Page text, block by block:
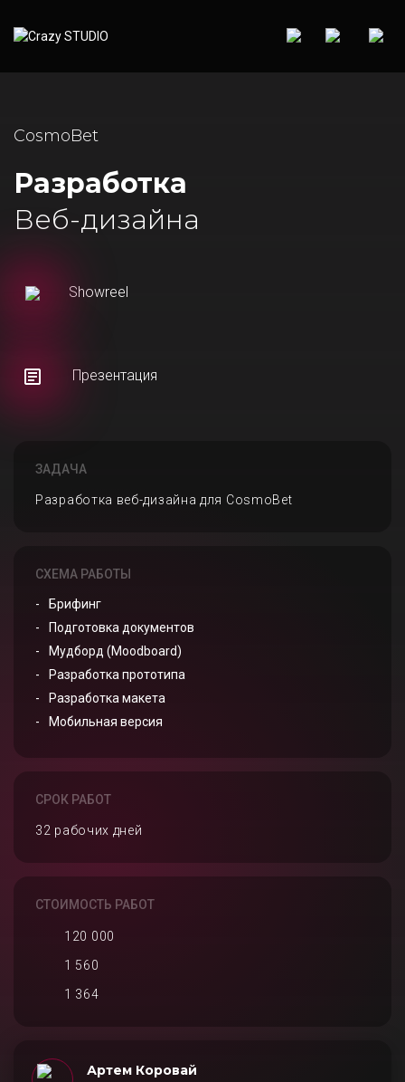
CosmoBet
Разработка
Веб-дизайна
Showreel
Презентация
ЗАДАЧА
Разработка веб-дизайна для CosmoBet
СХЕМА РАБОТЫ
Брифинг
Подготовка документов
Мудборд (Moodboard)
Разработка прототипа
Разработка макета
Мобильная версия
СРОК РАБОТ
32 рабочих дней
СТОИМОСТЬ РАБОТ
120 000
1 560
1 364
Артем Коровай